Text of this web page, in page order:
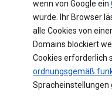
wenn von Google ein
wurde. Ihr Browser
alle Cookies von
Domains blockiert
Cookies erforderlich
ordnungsgemäß
Spracheinstellungen